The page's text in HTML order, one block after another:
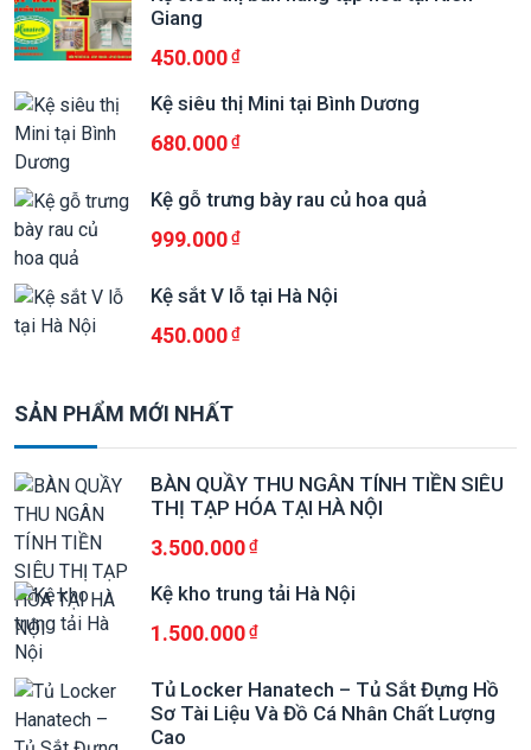
Giang
450.000
Kệ siêu thị Mini tại Bình Dương
680.000
Kệ gỗ trưng bày rau củ hoa quả
999.000
Kệ sắt V lỗ tại Hà Nội
450.000
SẢN PHẨM MỚI NHẤT
BÀN QUẦY THU NGÂN TÍNH TIỀN SIÊU
THỊ TẠP HÓA TẠI HÀ NỘI
3.500.000
Kệ kho trung tải Hà Nội
1.500.000
Tủ Locker Hanatech – Tủ Sắt Đựng Hồ
Sơ Tài Liệu Và Đồ Cá Nhân Chất Lượng
Cao